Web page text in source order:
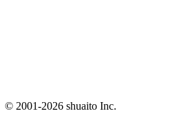
© 2001-2026 shuaito Inc.